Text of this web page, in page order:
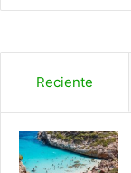
Reciente